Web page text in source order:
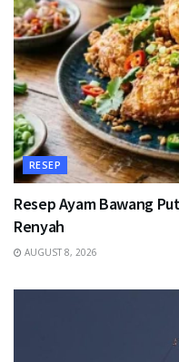
RESEP
Resep Ayam Bawang
Renyah
AUGUST 8, 2026